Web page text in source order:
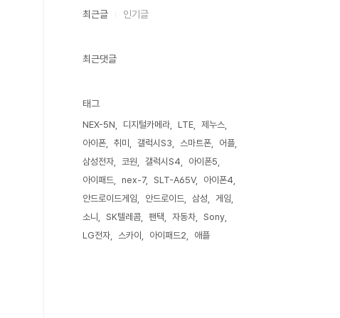
최근글 인기글
최근댓글
태그
NEX-5N 디지털카메라 LTE
제누스
아이폰
취미 갤럭시S3 스마트폰
어플
삼성전자
코원 갤럭시S4
아이폰5
아이패드
nex-7 SLT-A65V
아이폰4
안드로이드게임
안드로이드 삼성
게임
소니
SK텔레콤 팬택 자동차
Sony
LG전자
스카이 아이패드2 애플